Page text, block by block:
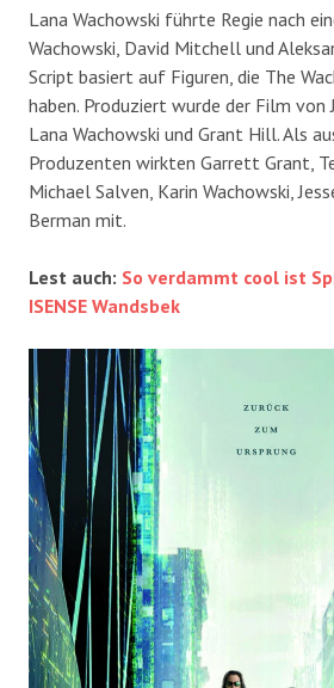
Lana Wachowski führte Regie nach
Wachowski, David Mitchell und
Script basiert auf Figuren, die The
haben. Produziert wurde der Film von
Lana Wachowski und Grant Hill. Als
Produzenten wirkten Garrett Grant,
Michael Salven, Karin Wachowski,
Berman mit.
Lest auch: So verdammt cool ist
ISENSE Wandsbek